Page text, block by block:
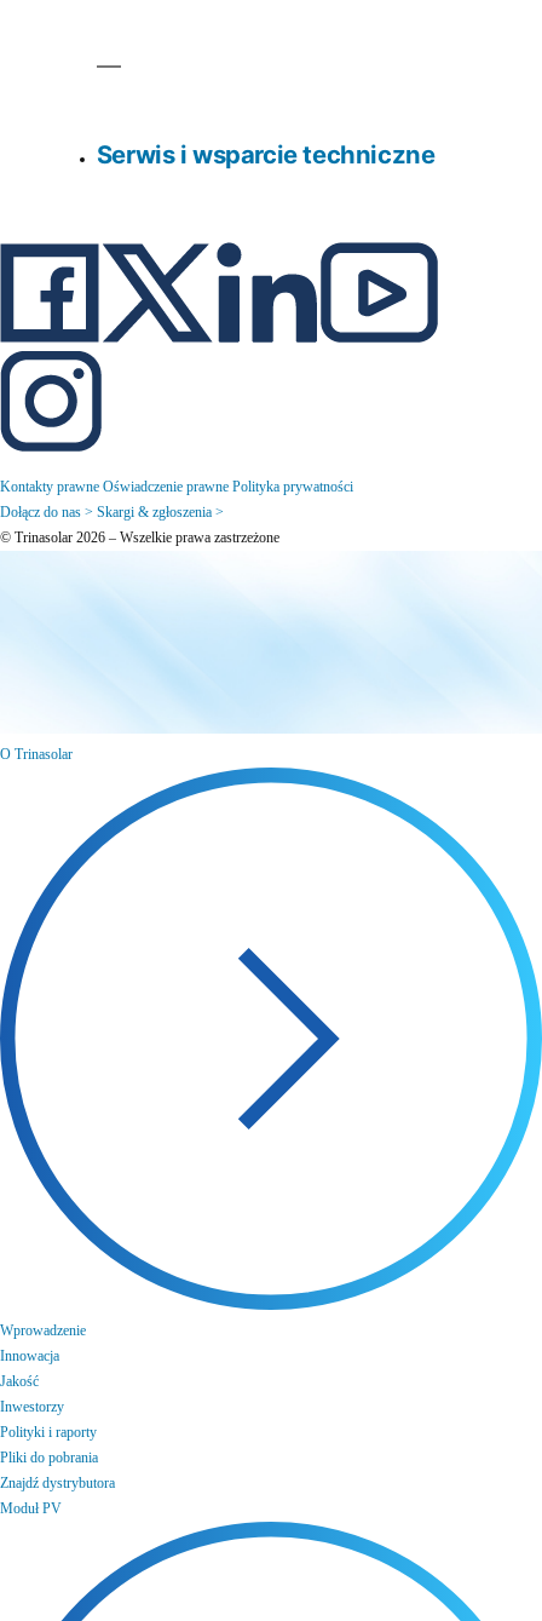
Serwis i wsparcie techniczne
Kontakty prawne Oświadczenie prawne Polityka prywatności
Dołącz do nas > Skargi & zgłoszenia >
© Trinasolar 2026 – Wszelkie prawa zastrzeżone
O Trinasolar
Wprowadzenie
Innowacja
Jakość
Inwestorzy
Polityki i raporty
Pliki do pobrania
Znajdź dystrybutora
Moduł PV